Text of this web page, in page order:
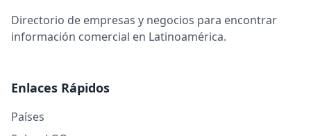
Directorio de empresas y negocios para encontrar
información comercial en Latinoamérica.
Enlaces Rápidos
Países